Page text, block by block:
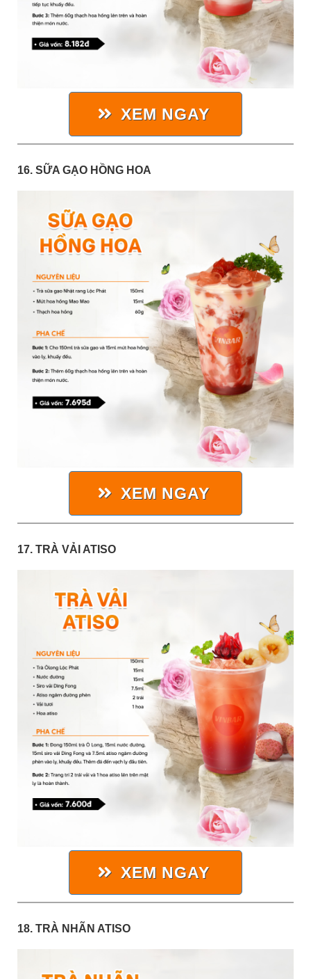
XEM NGAY
16. SỮA GẠO HỒNG HOA
XEM NGAY
17. TRÀ VẢI ATISO
XEM NGAY
18. TRÀ NHÃN ATISO